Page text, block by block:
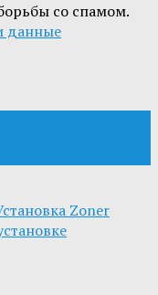
со спамом.
данные
Zoner